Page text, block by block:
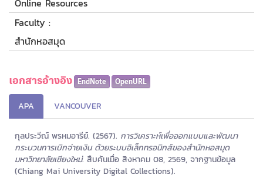
Online Resources
Faculty :
สำนักหอสมุด
เอกสารอ้างอิง EndNote OpenURL
APA VANCOUVER
กุลประวีณ์ พรหมอารีย์. (2567). การวิเคราะห์เพื่อออกแบบและพัฒนา
กระบวนการเบิกจ่ายเงิน ด้วยระบบอิเล็กทรอนิกส์ของสำนักหอสมุด
มหาวิทยาลัยเชียงใหม่. สืบค้นเมื่อ สิงหาคม 08, 2569, จากฐานข้อมูล
(Chiang Mai University Digital Collections).